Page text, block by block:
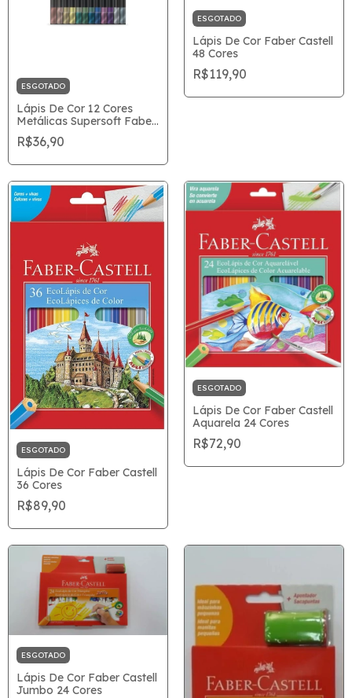
ESGOTADO
Lápis De Cor 12 Cores
Metálicas Supersoft Faber
Castell
R$36,90
ESGOTADO
Lápis De Cor Faber Castell
48 Cores
R$119,90
ESGOTADO
Lápis De Cor Faber Castell
36 Cores
R$89,90
ESGOTADO
Lápis De Cor Faber Castell
Aquarela 24 Cores
R$72,90
ESGOTADO
Lápis De Cor Faber Castell
Jumbo 24 Cores